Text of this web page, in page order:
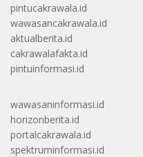
pintucakrawala.id
wawasancakrawala.id
aktualberita.id
cakrawalafakta.id
pintuinformasi.id
wawasaninformasi.id
horizonberita.id
portalcakrawala.id
spektruminformasi.id